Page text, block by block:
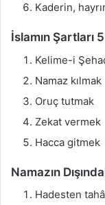
Kaderin,
İslamın Şartları
Kelime-i
Namaz kılmak
Oruç tutmak
Zekat vermek
Hacca gitmek
Namazın
Hadesten